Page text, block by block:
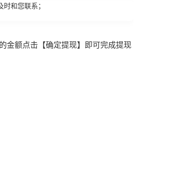
和您联系；
金额点击【确定提现】即可完成提现